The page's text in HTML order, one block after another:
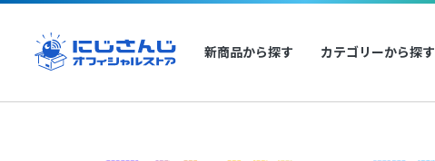
新商品から探す カテゴリーから探す